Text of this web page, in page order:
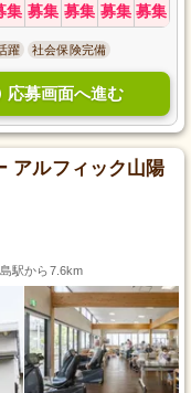
集 募集 募集 募集 募集
躍 社会保険完備
応募画面へ進む
アルフィック山陽
駅から7.6km